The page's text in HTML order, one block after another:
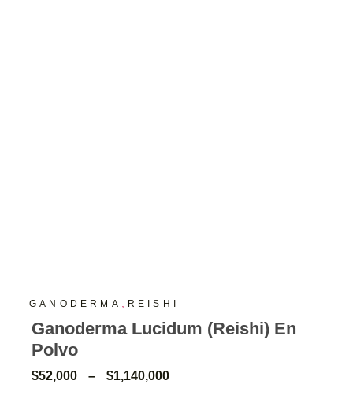
GANODERMA , REISHI
Ganoderma Lucidum (Reishi) En
Polvo
$52,000 – $1,140,000